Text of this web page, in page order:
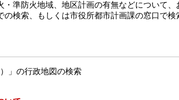
準防火地域、地区計画の有無などについて、
検索、もしくは市役所都市計画課の窓口で検
」の行政地図の検索